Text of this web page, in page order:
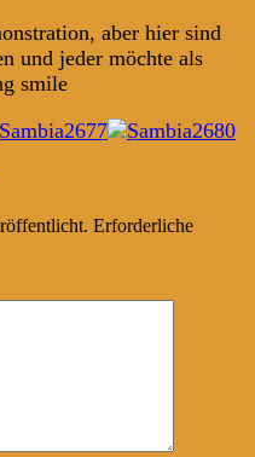
aber hier sind
und jeder möchte als
Erforderliche